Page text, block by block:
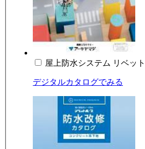
屋上防水システム リベッ
デジタルカタログでみる